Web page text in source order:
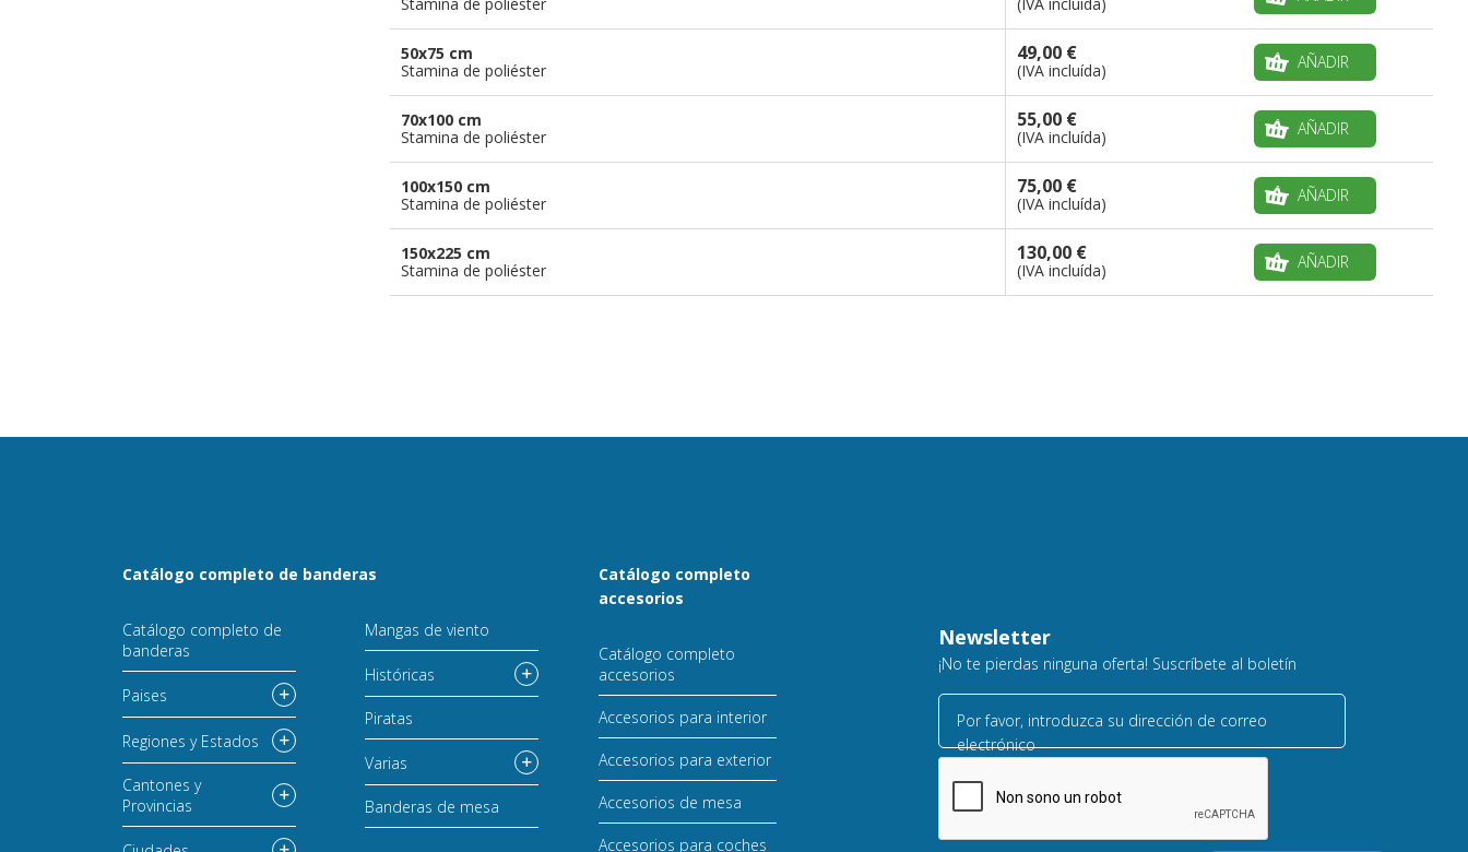
50x75 cm
Stamina de poliéster
49,00 €
(IVA incluída) AÑADIR
70x100 cm
Stamina de poliéster
55,00 €
(IVA incluída) AÑADIR
100x150 cm
Stamina de poliéster
75,00 €
(IVA incluída) AÑADIR
150x225 cm
Stamina de poliéster
130,00 €
(IVA incluída) AÑADIR
Catálogo completo de banderas
Catálogo completo de
banderas
Paises
Regiones y Estados
Cantones y
Provincias
Mangas de viento
Históricas
Piratas
Varias
Banderas de mesa
Catálogo completo
accesorios
Catálogo completo
accesorios
Accesorios para interior
Accesorios para exterior
Accesorios de mesa
Accesorios para coches
Newsletter
¡No te pierdas ninguna oferta! Suscríbete al boletín
Por favor, introduzca su dirección de correo
electrónico